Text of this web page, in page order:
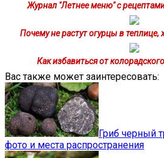
Журнал "Летнее меню" с
Почему не растут огурцы в теплице,
Как избавиться от
Вас также может заинтересовать:
Гриб черный
фото и места распространения